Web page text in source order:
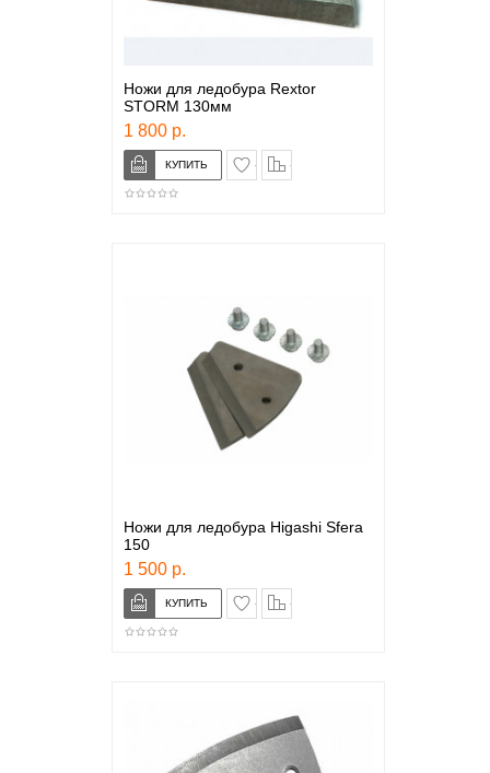
Ножи для ледобура Rextor
STORM 130мм
1 800 р.
в закладки
Ножи для ледобура Higashi Sfera
150
1 500 р.
в закладки